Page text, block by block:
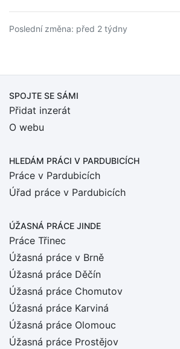
Poslední změna: před 2 týdny
SPOJTE SE SÁMI
Přidat inzerát
O webu
HLEDÁM PRÁCI V PARDUBICÍCH
Práce v Pardubicích
Úřad práce v Pardubicích
ÚŽASNÁ PRÁCE JINDE
Práce Třinec
Úžasná práce v Brně
Úžasná práce Děčín
Úžasná práce Chomutov
Úžasná práce Karviná
Úžasná práce Olomouc
Úžasná práce Prostějov